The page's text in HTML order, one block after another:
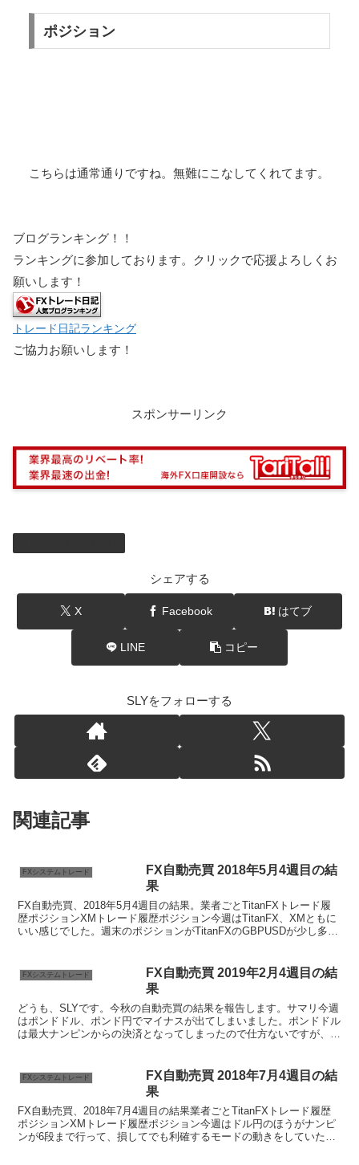
ポジション
こちらは通常通りですね。無難にこなしてくれてます。
ブログランキング！！
ランキングに参加しております。クリックで応援よろしくお
願いします！
トレード日記ランキング
ご協力お願いします！
スポンサーリンク
シェアする
X Facebook はてブ
LINE コピー
SLYをフォローする
関連記事
FXシステムトレード
FX自動売買 2018年5月4週目の結
果
FX自動売買、2018年5月4週目の結果。業者ごとTitanFXトレード履
歴ポジションXMトレード履歴ポジション今週はTitanFX、XMともに
いい感じでした。週末のポジションがTitanFXのGBPUSDが少し多め
FXシステムトレード
FX自動売買 2019年2月4週目の結
果
どうも、SLYです。今秋の自動売買の結果を報告します。サマリ今週
はポンドドル、ポンド円でマイナスが出てしまいました。ポンドドル
は最大ナンピンからの決済となってしまったので仕方ないですが、ポ
FXシステムトレード
FX自動売買 2018年7月4週目の結
果
FX自動売買、2018年7月4週目の結果業者ごとTitanFXトレード履歴
ポジションXMトレード履歴ポジション今週はドル円のほうがナンピ
ンが6段まで行って、損してでも利確するモードの動きをしていたの